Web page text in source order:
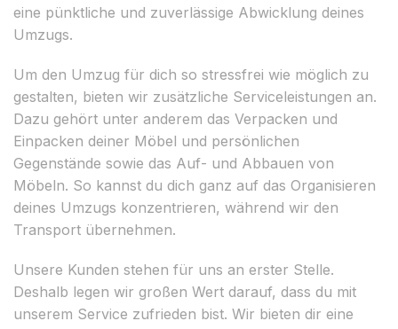
eine pünktliche und zuverlässige Abwicklung deines
Umzugs.
Um den Umzug für dich so stressfrei wie möglich zu
gestalten, bieten wir zusätzliche Serviceleistungen an.
Dazu gehört unter anderem das Verpacken und
Einpacken deiner Möbel und persönlichen
Gegenstände sowie das Auf- und Abbauen von
Möbeln. So kannst du dich ganz auf das Organisieren
deines Umzugs konzentrieren, während wir den
Transport übernehmen.
Unsere Kunden stehen für uns an erster Stelle.
Deshalb legen wir großen Wert darauf, dass du mit
unserem Service zufrieden bist. Wir bieten dir eine